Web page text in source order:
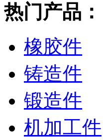
热门产品：
橡胶件
铸造件
锻造件
机加工件